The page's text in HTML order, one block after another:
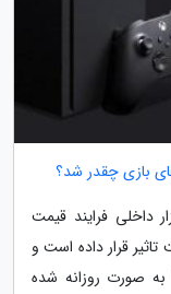
داخلی فرایند قیمت
قرار داده است و
صورت روزانه شده